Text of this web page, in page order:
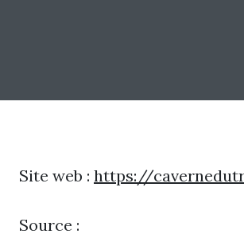
Site web : https://
Source :